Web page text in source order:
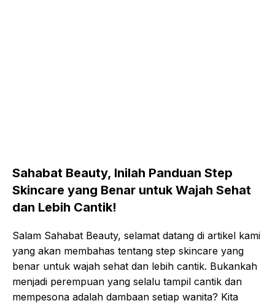
Sahabat Beauty, Inilah Panduan Step
Skincare yang Benar untuk Wajah Sehat
dan Lebih Cantik!
Salam Sahabat Beauty, selamat datang di artikel kami
yang akan membahas tentang step skincare yang
benar untuk wajah sehat dan lebih cantik. Bukankah
menjadi perempuan yang selalu tampil cantik dan
mempesona adalah dambaan setiap wanita? Kita